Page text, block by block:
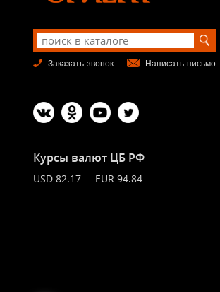
Заказать звонок Написать письмо
Курсы валют ЦБ РФ
USD 82.17 EUR 94.84